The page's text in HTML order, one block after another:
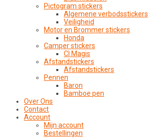
Pictogram stickers
Algemene verbodsstickers
Veiligheid
Motor en Brommer stickers
Honda
Camper stickers
CI Magis
Afstandstickers
Afstandstickers
Pennen
Baron
Bamboe pen
Over Ons
Contact
Account
Mijn account
Bestellingen